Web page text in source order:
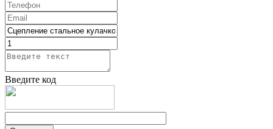
Введите код